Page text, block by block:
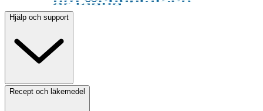
Hjälp och support
Recept och läkemedel